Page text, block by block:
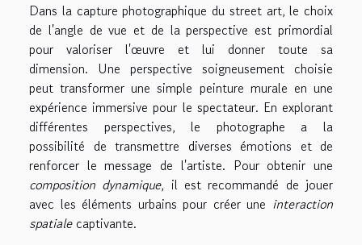
Dans la capture photographique du street art, le choix
de l'angle de vue et de la perspective est primordial
pour valoriser l'œuvre et lui donner toute sa
dimension. Une perspective soigneusement choisie
peut transformer une simple peinture murale en une
expérience immersive pour le spectateur. En explorant
différentes perspectives, le photographe a la
possibilité de transmettre diverses émotions et de
renforcer le message de l'artiste. Pour obtenir une
composition dynamique, il est recommandé de jouer
avec les éléments urbains pour créer une interaction
spatialecaptivante.